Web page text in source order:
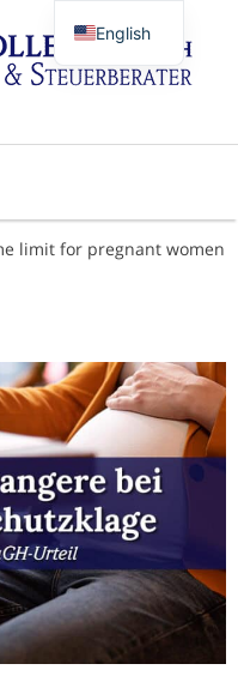
limit for pregnant women
English
Deutsch
简体中文